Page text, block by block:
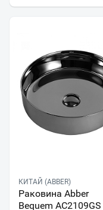
КИТАЙ (ABBER)
Раковина Abber
Bequem AC2109GS